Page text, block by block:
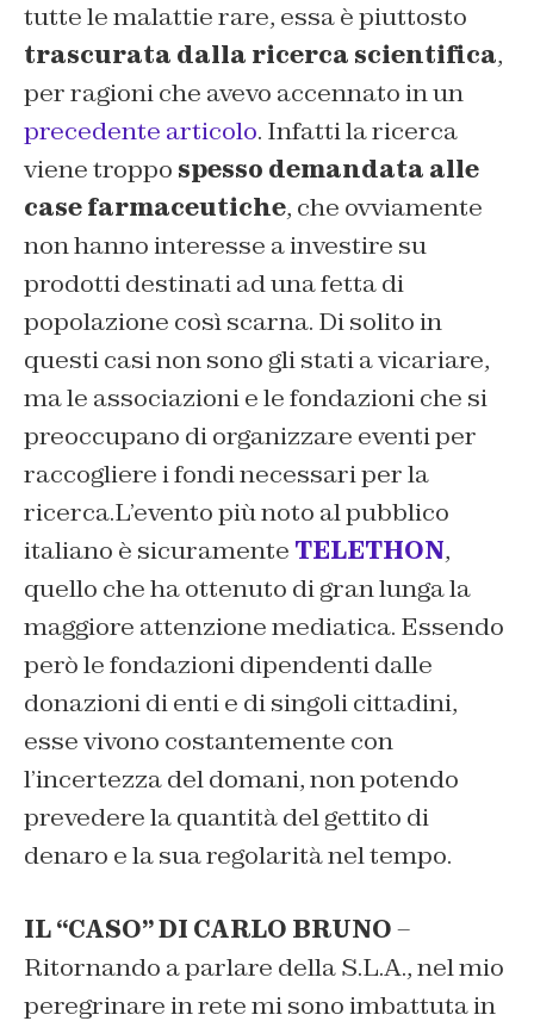
tutte le malattie rare, essa è piuttosto
trascurata dalla ricerca scientifica,
per ragioni che avevo accennato in un
precedente articolo. Infatti la ricerca
viene troppo spesso demandata alle
case farmaceutiche, che ovviamente
non hanno interesse a investire su
prodotti destinati ad una fetta di
popolazione così scarna. Di solito in
questi casi non sono gli stati a vicariare,
ma le associazioni e le fondazioni che si
preoccupano di organizzare eventi per
raccogliere i fondi necessari per la
ricerca.L’evento più noto al pubblico
italiano è sicuramente TELETHON,
quello che ha ottenuto di gran lunga la
maggiore attenzione mediatica. Essendo
però le fondazioni dipendenti dalle
donazioni di enti e di singoli cittadini,
esse vivono costantemente con
l’incertezza del domani, non potendo
prevedere la quantità del gettito di
denaro e la sua regolarità nel tempo.
IL “CASO” DI CARLO BRUNO–
Ritornando a parlare della S.L.A., nel mio
peregrinare in rete mi sono imbattuta in